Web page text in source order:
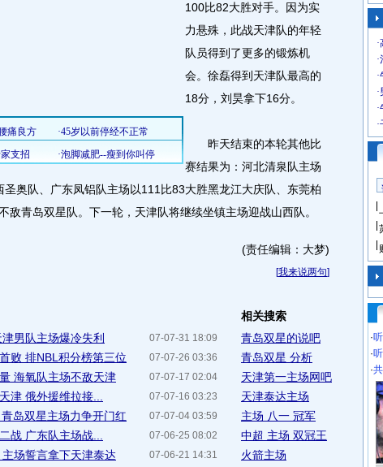
100比82大胜对手。因为实
力悬殊，此战天津队的年轻
队员得到了更多的锻炼机
会。徐磊得到天津队最高的
18分，刘昊拿下16分。
昨天结束的本轮其他比
赛结果为：河北清泉队主场
圣奥队、广东凤铝队主场以111比83大胜黑龙江大庆队、东莞柏
敌青岛双星队。下一轮，天津队将继续坐镇主场迎战山西队。
(责任编辑：大梦)
[我来说两句]
07-07-31 18:09
男队主场爆冷失利
07-07-26 03:36
败 排NBL积分榜第三位
07-07-17 02:04
海氧队主场不敌天津
07-07-16 03:23
津 俄外援维拉接...
07-07-04 03:59
岛双星主场力争开门红
07-06-25 08:02
战 广东队主场战...
07-06-21 14:31
场誓言拿下天津泰达
相关搜索
青岛双星的说吧
青岛双星 分析
天津第一主场网吧
天津泰达主场
主场 八一 冠军
中超 主场 双冠王
火箭主场
·
·
·